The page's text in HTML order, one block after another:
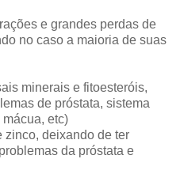
e grandes perdas de
no caso a maioria de suas
minerais e fitoesteróis,
de próstata, sistema
etc)
zinco, deixando de ter
da próstata e